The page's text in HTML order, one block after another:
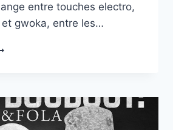
entre touches electro,
et gwoka, entre les…